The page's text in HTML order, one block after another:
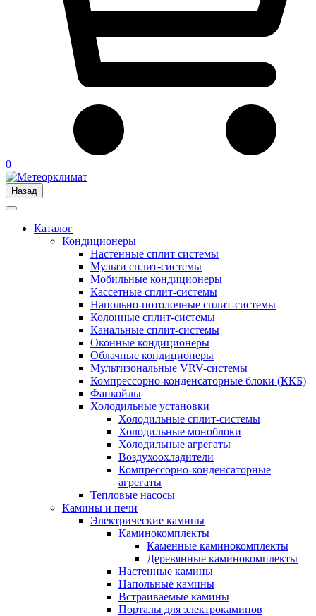
0
Назад
Каталог
Кондиционеры
Настенные сплит системы
Мульти сплит-системы
Мобильные кондиционеры
Кассетные сплит-системы
Напольно-потолочные сплит-системы
Колонные сплит-системы
Канальные сплит-системы
Оконные кондиционеры
Облачные кондиционеры
Мультизональные VRV-системы
Компрессорно-конденсаторные блоки (ККБ)
Фанкойлы
Холодильные установки
Холодильные сплит-системы
Холодильные моноблоки
Холодильные агрегаты
Воздухоохладители
Компрессорно-конденсаторные
агрегаты
Тепловые насосы
Камины и печи
Электрические камины
Каминокомплекты
Каменные каминокомплекты
Деревянные каминокомплекты
Настенные камины
Напольные камины
Встраиваемые камины
Порталы для электрокаминов